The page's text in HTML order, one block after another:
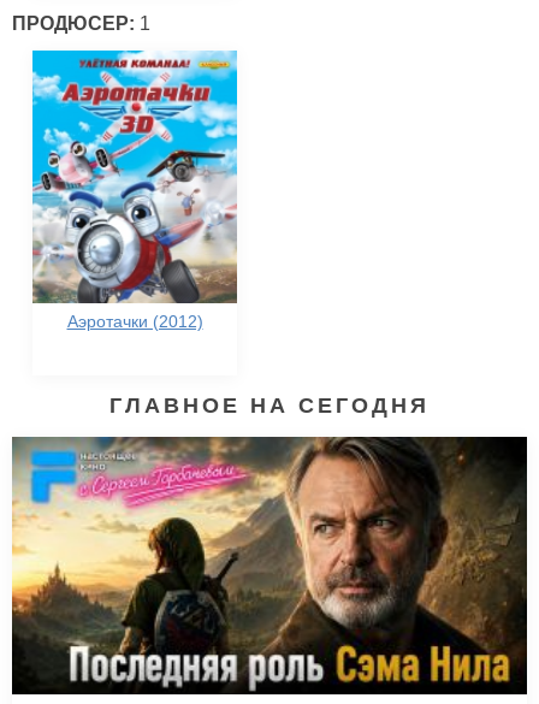
ПРОДЮСЕР: 1
Аэротачки (2012)
ГЛАВНОЕ НА СЕГОДНЯ